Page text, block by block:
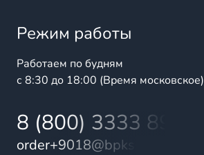
Режим работы
Работаем по будням
с 8:30 до 18:00 (Время московское)
8 (800) 3333 899
order+9018@bpks.ru